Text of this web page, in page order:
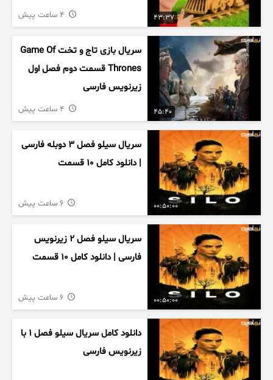
43:37
45:40
سریال بازی تاج و تخت Game Of
Thrones قسمت دوم فصل اول
زیرنویس فارسی
00:50:00
سریال سیلو فصل ۳ دوبله فارسی
| دانلود کامل ۱۰ قسمت
00:50:00
سریال سیلو فصل ۲ زیرنویس
فارسی | دانلود کامل ۱۰ قسمت
دانلود کامل سریال سیلو فصل ۱ با
زیرنویس فارسی